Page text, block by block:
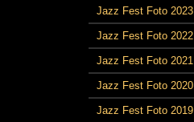
Jazz Fest Foto 2023
Jazz Fest Foto 2022
Jazz Fest Foto 2021
Jazz Fest Foto 2020
Jazz Fest Foto 2019